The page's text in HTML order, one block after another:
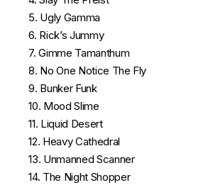
5. Ugly Gamma
6. Rick’s Jummy
7. Gimme Tamanthum
8. No One Notice The Fly
9. Bunker Funk
10. Mood Slime
11. Liquid Desert
12. Heavy Cathedral
13. Unmanned Scanner
14. The Night Shopper